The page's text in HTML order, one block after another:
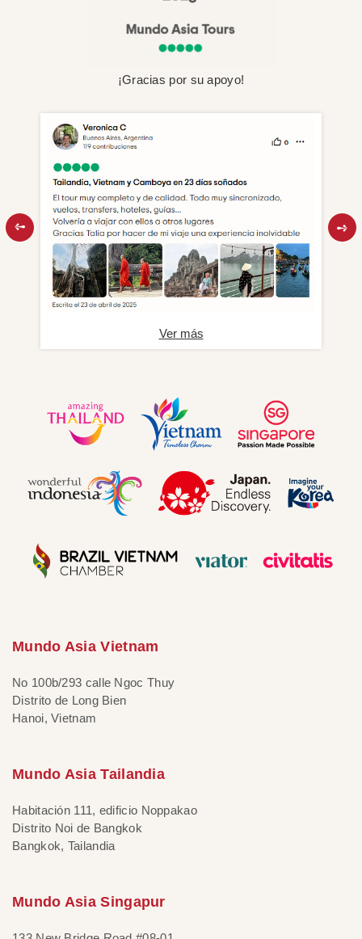
¡Gracias por su apoyo!
Ver más
Mundo Asia Vietnam
No 100b/293 calle Ngoc Thuy
Distrito de Long Bien
Hanoi, Vietnam
Mundo Asia Tailandia
Habitación 111, edificio Noppakao
Distrito Noi de Bangkok
Bangkok, Tailandia
Mundo Asia Singapur